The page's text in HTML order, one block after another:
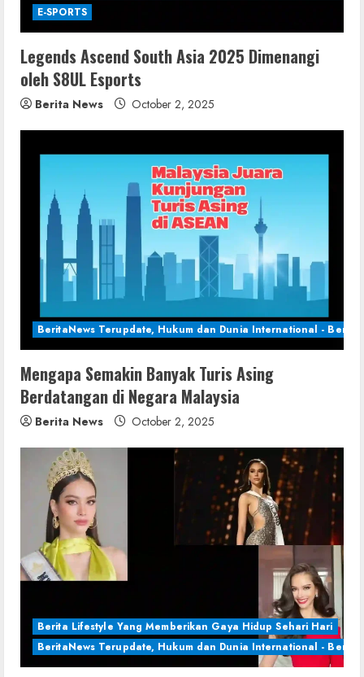
E-SPORTS
Legends Ascend South Asia 2025 Dimenangi
oleh S8UL Esports
Berita News October 2, 2025
BeritaNews Terupdate, Hukum dan Dunia International - Berita
Mengapa Semakin Banyak Turis Asing
Berdatangan di Negara Malaysia
Berita News October 2, 2025
Berita Lifestyle Yang Memberikan Gaya Hidup Sehari Hari
BeritaNews Terupdate, Hukum dan Dunia International - Berita